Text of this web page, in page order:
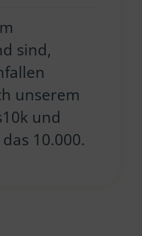
sind,
unserem
und
10.000.